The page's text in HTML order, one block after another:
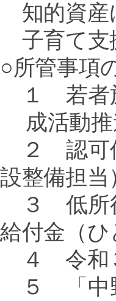
知的資産
子育て支
○所管事項
１ 若者
成活動推
２ 認可
設整備担当
３ 低所
給付金（
４ 令和
５ 「中